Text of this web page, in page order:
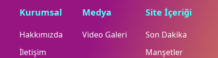
Kurumsal
Hakkımızda
İletişim
Medya
Video Galeri
Site İçeriği
Son Dakika
Manşetler